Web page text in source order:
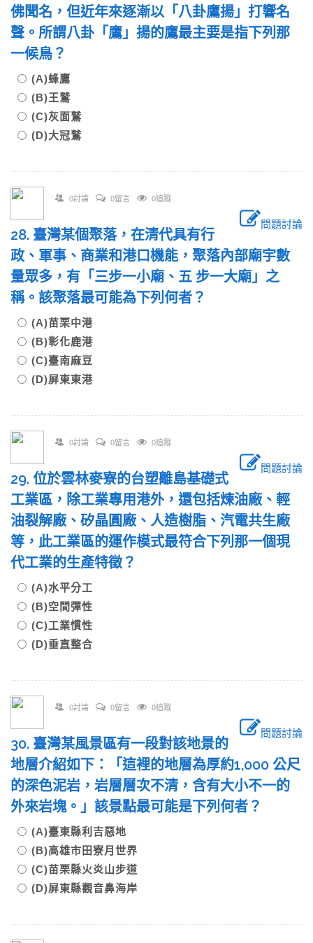
佛聞名，但近年來逐漸以「八卦鷹揚」打響名
聲。所謂八卦「鷹」揚的鷹最主要是指下列那
一候鳥？
(A)蜂鷹
(B)王鷲
(C)灰面鷲
(D)大冠鷲
0討論 0留言 0追蹤
問題討論
28. 臺灣某個聚落，在清代具有行
政、軍事、商業和港口機能，聚落內部廟宇數
量眾多，有「三步一小廟、五 步一大廟」之
稱。該聚落最可能為下列何者？
(A)苗栗中港
(B)彰化鹿港
(C)臺南麻豆
(D)屏東東港
0討論 0留言 0追蹤
問題討論
29. 位於雲林麥寮的台塑離島基礎式
工業區，除工業專用港外，還包括煉油廠、輕
油裂解廠、矽晶圓廠、人造樹脂、汽電共生廠
等，此工業區的運作模式最符合下列那一個現
代工業的生產特徵？
(A)水平分工
(B)空間彈性
(C)工業慣性
(D)垂直整合
0討論 0留言 0追蹤
問題討論
30. 臺灣某風景區有一段對該地景的
地層介紹如下：「這裡的地層為厚約1,000 公尺
的深色泥岩，岩層層次不清，含有大小不一的
外來岩塊。」該景點最可能是下列何者？
(A)臺東縣利吉惡地
(B)高雄市田寮月世界
(C)苗栗縣火炎山步道
(D)屏東縣觀音鼻海岸